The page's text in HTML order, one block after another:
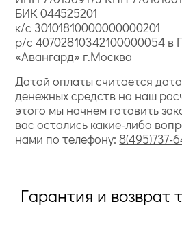
БИК 044525201
к/с 30101810000000000201
р/с 40702810342100000054
«Авангард» г.Москва
Датой оплаты считается
денежных средств на наш
этого мы начнем готовить
вас остались какие-либо
нами по телефону: 8(495)737-
Гарантия и возврат